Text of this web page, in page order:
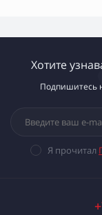
Хотите
Подпишитесь
Я прочитал